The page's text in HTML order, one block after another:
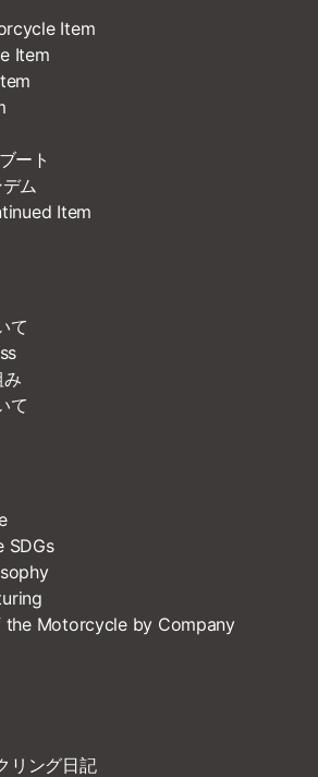
Item
Item
ート
ム
Item
て
み
て
SDGs
the Motorcycle by Company
リング日記